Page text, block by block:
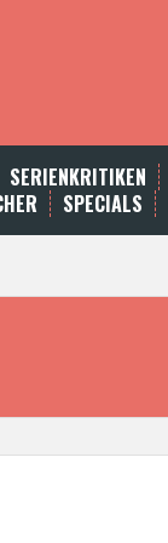
SERIENKRITIKEN
SPECIALS